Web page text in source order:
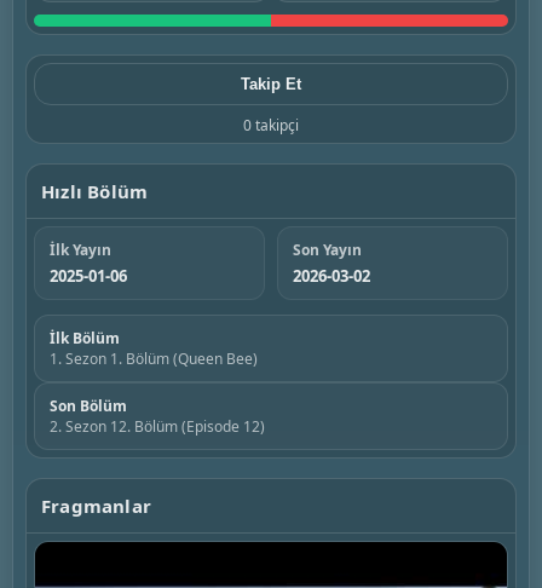
Takip Et
0 takipçi
Hızlı Bölüm
İlk Yayın
2025-01-06
Son Yayın
2026-03-02
İlk Bölüm
1. Sezon 1. Bölüm (Queen Bee)
Son Bölüm
2. Sezon 12. Bölüm (Episode 12)
Fragmanlar